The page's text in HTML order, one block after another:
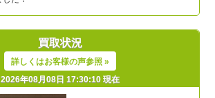
買取状況
詳しくはお客様の声参照 »
2026年08月08日 17:30:10 現在